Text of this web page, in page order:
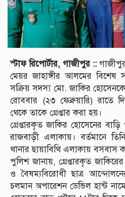
স্টাফ রিপোর্টার, গাজীপুর ::
মেয়র জাহাঙ্গীর আলমের
সক্রিয় সদস্য মো. জাকির হোসেনকে
রোববার (২৩ ফেব্রুয়ারি) রাতে
থেকে তাকে গ্রেপ্তার করা হয়।
গ্রেপ্তারকৃত জাকির হোসেনের
রাজবাড়ী এলাকায়। বর্তমানে
থানার ছায়াবিথি এলাকায় বসবাস
পুলিশ জানায়, গ্রেপ্তারকৃত
ও বৈষম্যবিরোধী ছাত্র
চলমান অপারেশন ডেভিল হান্ট